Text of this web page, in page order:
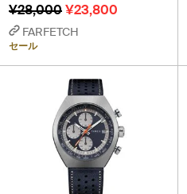
¥28,000¥23,800
FARFETCH
セール